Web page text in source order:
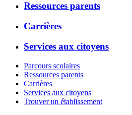
Ressources parents
Carrières
Services aux citoyens
Parcours scolaires
Ressources parents
Carrières
Services aux citoyens
Trouver un établissement